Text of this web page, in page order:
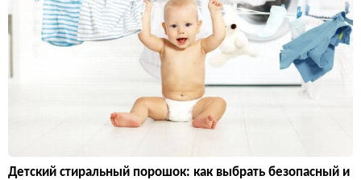
Детский стиральный порошок: как выбрать безопасный и